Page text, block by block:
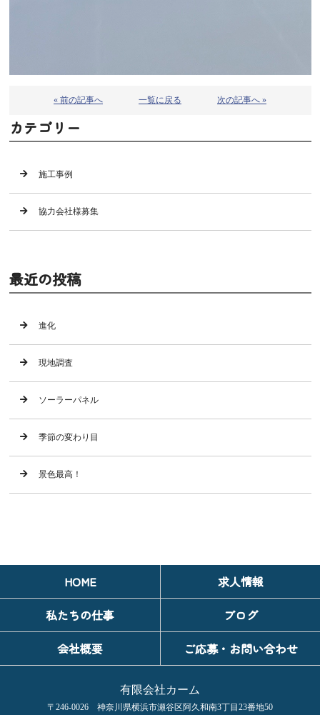
« 前の記事へ 一覧に戻る 次の記事へ »
カテゴリー
施工事例
協力会社様募集
最近の投稿
進化
現地調査
ソーラーパネル
季節の変わり目
景色最高！
HOME
求人情報
私たちの仕事
ブログ
会社概要
ご応募・お問い合わせ
有限会社カーム
〒246-0026 神奈川県横浜市瀬谷区阿久和南3丁目23番地50